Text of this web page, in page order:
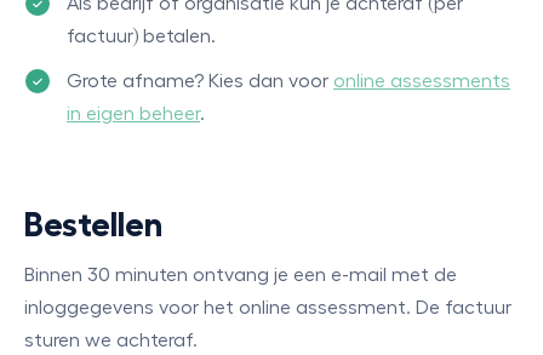
factuur) betalen.
Grote afname? Kies dan voor online assessments
in eigen beheer.
Bestellen
Binnen 30 minuten ontvang je een e-mail met de
inloggegevens voor het online assessment. De factuur
sturen we achteraf.